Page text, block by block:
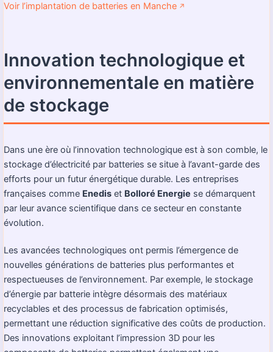
Voir l’implantation de batteries en Manche ↗️
Innovation technologique et
environnementale en matière
de stockage
Dans une ère où l’innovation technologique est à son comble, le
stockage d’électricité par batteries se situe à l’avant-garde des
efforts pour un futur énergétique durable. Les entreprises
françaises comme Enedis et Bolloré Energie se démarquent
par leur avance scientifique dans ce secteur en constante
évolution.
Les avancées technologiques ont permis l’émergence de
nouvelles générations de batteries plus performantes et
respectueuses de l’environnement. Par exemple, le stockage
d’énergie par batterie intègre désormais des matériaux
recyclables et des processus de fabrication optimisés,
permettant une réduction significative des coûts de production.
Des innovations exploitant l’impression 3D pour les